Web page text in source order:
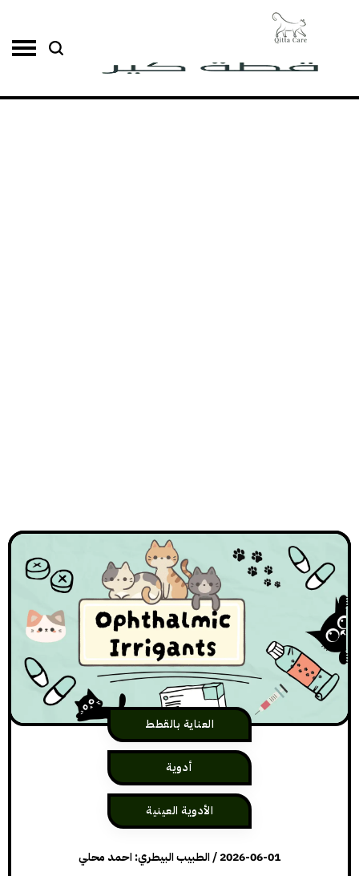
العناية بالقطط
أدوية
الأدوية العينية
2026-06-01
/الطبيب البيطري: احمد محلي